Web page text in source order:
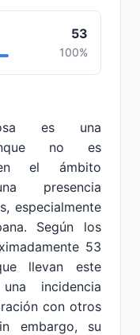
53
100%
es una
no es
en el ámbito
presencia
especialmente
Según los
53
llevan este
incidencia
con otros
embargo, su